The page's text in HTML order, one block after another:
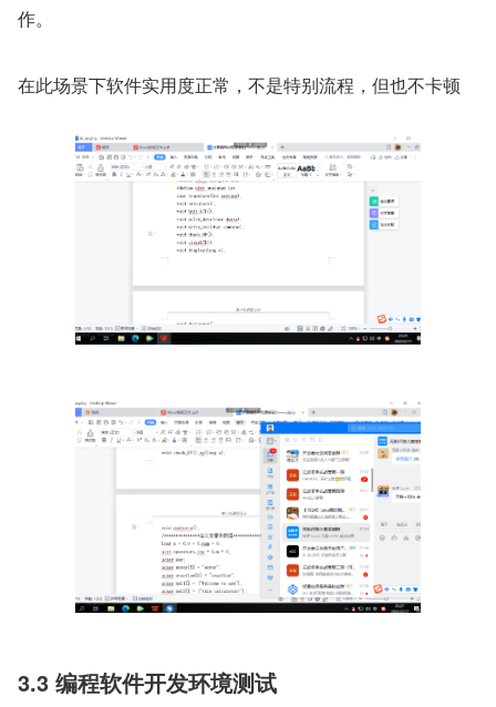
作。
在此场景下软件实用度正常，不是特别流程，但也不卡顿
3.3 编程软件开发环境测试